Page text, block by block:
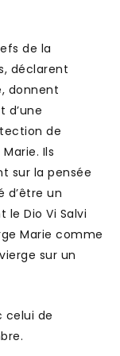
de la
déclarent
donnent
d’une
de
Ils
sur la pensée
d’être un
le Dio Vi Salvi
Marie comme
sur un
celui de